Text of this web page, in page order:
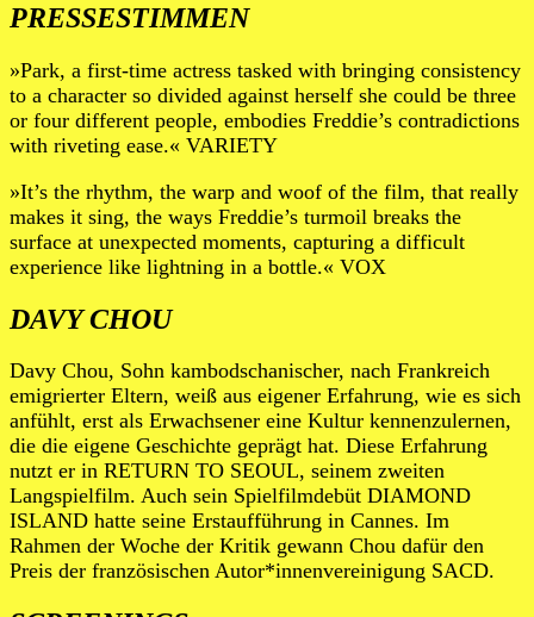
PRESSESTIMMEN
»Park, a first-time actress tasked with bringing consistency
to a character so divided against herself she could be three
or four different people, embodies Freddie’s contradictions
with riveting ease.« VARIETY
»It’s the rhythm, the warp and woof of the film, that really
makes it sing, the ways Freddie’s turmoil breaks the
surface at unexpected moments, capturing a difficult
experience like lightning in a bottle.« VOX
DAVY CHOU
Davy Chou, Sohn kambodschanischer, nach Frankreich
emigrierter Eltern, weiß aus eigener Erfahrung, wie es sich
anfühlt, erst als Erwachsener eine Kultur kennenzulernen,
die die eigene Geschichte geprägt hat. Diese Erfahrung
nutzt er in RETURN TO SEOUL, seinem zweiten
Langspielfilm. Auch sein Spielfilmdebüt DIAMOND
ISLAND hatte seine Erstaufführung in Cannes. Im
Rahmen der Woche der Kritik gewann Chou dafür den
Preis der französischen Autor*innenvereinigung SACD.